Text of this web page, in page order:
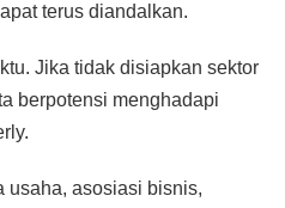
terus diandalkan.
Jika tidak disiapkan sektor
berpotensi menghadapi
usaha, asosiasi bisnis,